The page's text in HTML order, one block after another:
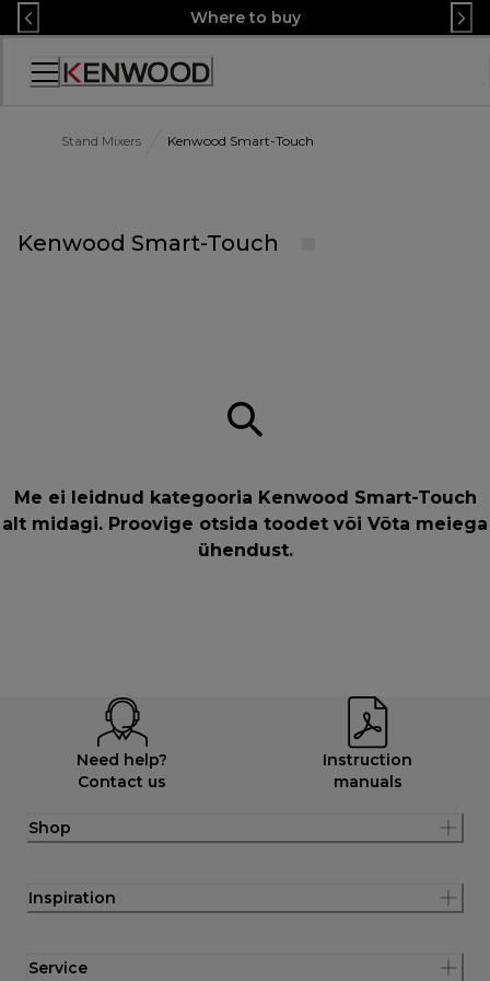
Skip
to
Content
Where to buy
Accessibility
Stand Mixers Kenwood Smart-Touch
Kenwood Smart-Touch
Me ei leidnud kategooria Kenwood Smart-Touch
alt midagi. Proovige otsida toodet või Võta meiega
ühendust.
Need help?
Contact us
Instruction
manuals
Shop
Inspiration
Service